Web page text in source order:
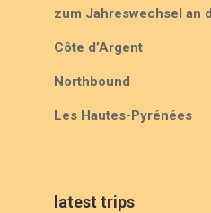
zum Jahreswechsel an
Côte d’Argent
Northbound
Les Hautes-Pyrénées
latest trips